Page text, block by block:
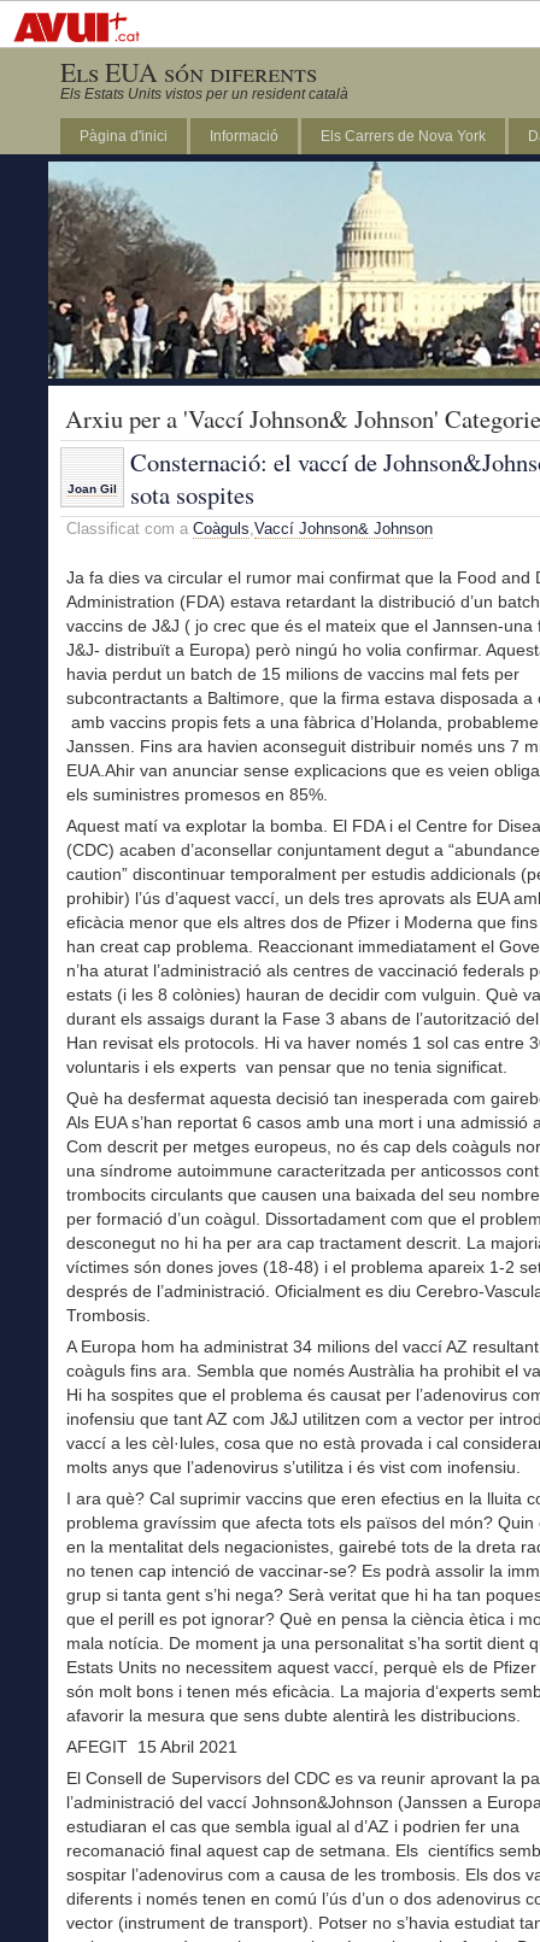
Els EUA són diferents
Els Estats Units vistos per un resident català
Pàgina d'inici Informació Els Carrers de Nova York
Arxiu per a 'Vaccí Johnson& Johnson'
Joan Gil
Consternació: el vaccí de
sota sospites
Classificat com a Coàguls,Vaccí Johnson& Johnson
Ja fa dies va circular el rumor mai confirmat que la Food and
Administration (FDA) estava retardant la distribució d’un
vaccins de J&J ( jo crec que és el mateix que el Jannsen-una
J&J- distribuït a Europa) però ningú ho volia confirmar.
havia perdut un batch de 15 milions de vaccins mal fets per
subcontractants a Baltimore, que la firma estava disposada a
amb vaccins propis fets a una fàbrica d’Holanda,
Janssen. Fins ara havien aconseguit distribuir només uns 7
EUA.Ahir van anunciar sense explicacions que es veien
els suministres promesos en 85%.
Aquest matí va explotar la bomba. El FDA i el Centre for
(CDC) acaben d’aconsellar conjuntament degut a
caution” discontinuar temporalment per estudis addicionals
prohibir) l’ús d’aquest vaccí, un dels tres aprovats als EUA
eficàcia menor que els altres dos de Pfizer i Moderna que
han creat cap problema. Reaccionant immediatament el
n’ha aturat l’administració als centres de vaccinació federals
estats (i les 8 colònies) hauran de decidir com vulguin. Què
durant els assaigs durant la Fase 3 abans de l’autorització
Han revisat els protocols. Hi va haver només 1 sol cas entre
voluntaris i els experts van pensar que no tenia significat.
Què ha desfermat aquesta decisió tan inesperada com
Als EUA s’han reportat 6 casos amb una mort i una admissió
Com descrit per metges europeus, no és cap dels coàguls
una síndrome autoimmune caracteritzada per anticossos
trombocits circulants que causen una baixada del seu
per formació d’un coàgul. Dissortadament com que el
desconegut no hi ha per ara cap tractament descrit. La
víctimes són dones joves (18-48) i el problema apareix 1-2
després de l’administració. Oficialment es diu Cerebro-
Trombosis.
A Europa hom ha administrat 34 milions del vaccí AZ
coàguls fins ara. Sembla que només Austràlia ha prohibit el
Hi ha sospites que el problema és causat per l’adenovirus
inofensiu que tant AZ com J&J utilitzen com a vector per
vaccí a les cèl·lules, cosa que no està provada i cal
molts anys que l’adenovirus s’utilitza i és vist com inofensiu.
I ara què? Cal suprimir vaccins que eren efectius en la lluita
problema gravíssim que afecta tots els països del món? Quin
en la mentalitat dels negacionistes, gairebé tots de la dreta
no tenen cap intenció de vaccinar-se? Es podrà assolir la
grup si tanta gent s’hi nega? Serà veritat que hi ha tan
que el perill es pot ignorar? Què en pensa la ciència ètica i
mala notícia. De moment ja una personalitat s’ha sortit dient
Estats Units no necessitem aquest vaccí, perquè els de
són molt bons i tenen més eficàcia. La majoria d‘experts
afavorir la mesura que sens dubte alentirà les distribucions.
AFEGIT 15 Abril 2021
El Consell de Supervisors del CDC es va reunir aprovant la
l’administració del vaccí Johnson&Johnson (Janssen a
estudiaran el cas que sembla igual al d’AZ i podrien fer una
recomanació final aquest cap de setmana. Els científics
sospitar l’adenovirus com a causa de les trombosis. Els dos
diferents i només tenen en comú l’ús d’un o dos adenovirus
vector (instrument de transport). Potser no s’havia estudiat